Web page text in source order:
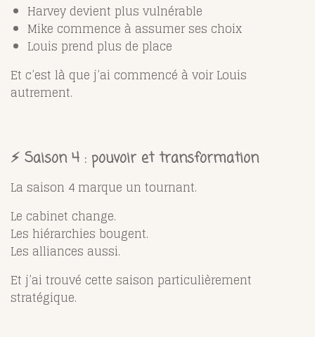
Harvey devient plus vulnérable
Mike commence à assumer ses choix
Louis prend plus de place
Et c’est là que j’ai commencé à voir Louis
autrement.
⚡ Saison 4 : pouvoir et transformation
La saison 4 marque un tournant.
Le cabinet change.
Les hiérarchies bougent.
Les alliances aussi.
Et j’ai trouvé cette saison particulièrement
stratégique.